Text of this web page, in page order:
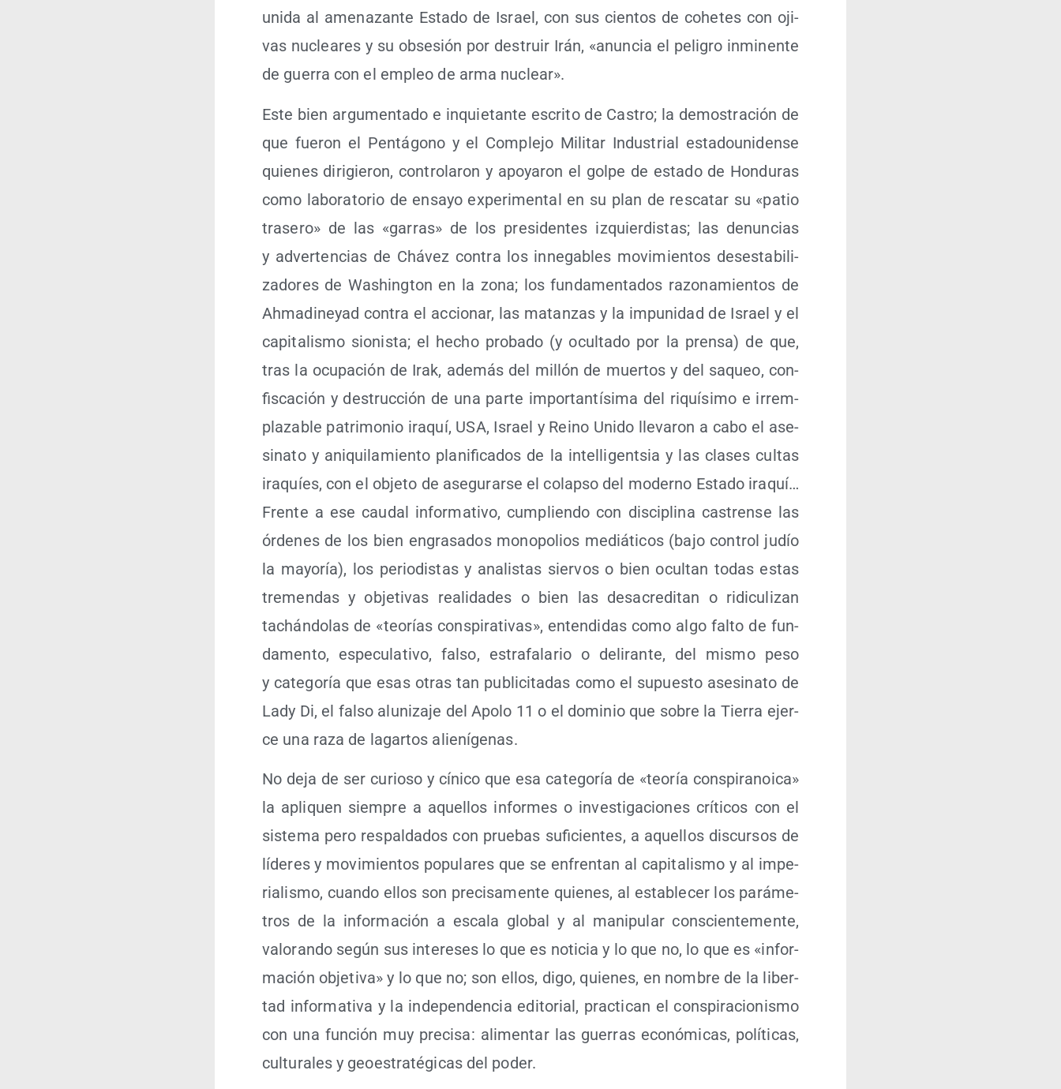
uni­da al ame­na­zan­te Esta­do de Israel, con sus cien­tos de cohe­tes con oji­
vas nuclea­res y su obse­sión por des­truir Irán, «anun­cia el peli­gro inmi­nen­te
de gue­rra con el empleo de arma nuclear».
Este bien argu­men­ta­do e inquie­tan­te escri­to de Cas­tro; la demos­tra­ción de
que fue­ron el Pen­tá­gono y el Com­ple­jo Mili­tar Indus­trial esta­dou­ni­den­se
quie­nes diri­gie­ron, con­tro­la­ron y apo­ya­ron el gol­pe de esta­do de Hon­du­ras
como labo­ra­to­rio de ensa­yo expe­ri­men­tal en su plan de res­ca­tar su «patio
tra­se­ro» de las «garras» de los pre­si­den­tes izquier­dis­tas; las denun­cias
y adver­ten­cias de Chá­vez con­tra los inne­ga­bles movi­mien­tos des­es­ta­bi­li­
za­do­res de Washing­ton en la zona; los fun­da­men­ta­dos razo­na­mien­tos de
Ahma­di­ne­yad con­tra el accio­nar, las matan­zas y la impu­ni­dad de Israel y el
capi­ta­lis­mo sio­nis­ta; el hecho pro­ba­do (y ocul­ta­do por la pren­sa) de que,
tras la ocu­pa­ción de Irak, ade­más del millón de muer­tos y del saqueo, con­
fis­ca­ción y des­truc­ción de una par­te impor­tan­tí­si­ma del riquí­si­mo e irrem­
pla­za­ble patri­mo­nio ira­quí, USA, Israel y Rei­no Uni­do lle­va­ron a cabo el ase­
si­na­to y ani­qui­la­mien­to pla­ni­fi­ca­dos de la inte­lli­gen­tsia y las cla­ses cul­tas
ira­quíes, con el obje­to de ase­gu­rar­se el colap­so del moderno Esta­do ira­quí…
Fren­te a ese cau­dal infor­ma­ti­vo, cum­plien­do con dis­ci­pli­na cas­tren­se las
órde­nes de los bien engra­sa­dos mono­po­lios mediá­ti­cos (bajo con­trol judío
la mayo­ría), los perio­dis­tas y ana­lis­tas sier­vos o bien ocul­tan todas estas
tre­men­das y obje­ti­vas reali­da­des o bien las des­acre­di­tan o ridi­cu­li­zan
tachán­do­las de «teo­rías cons­pi­ra­ti­vas», enten­di­das como algo fal­to de fun­
da­men­to, espe­cu­la­ti­vo, fal­so, estra­fa­la­rio o deli­ran­te, del mis­mo peso
y cate­go­ría que esas otras tan publi­ci­ta­das como el supues­to ase­si­na­to de
Lady Di, el fal­so alu­ni­za­je del Apo­lo 11 o el domi­nio que sobre la Tie­rra ejer­
ce una raza de lagar­tos alienígenas.
No deja de ser curio­so y cíni­co que esa cate­go­ría de «teo­ría cons­pi­ra­noi­ca»
la apli­quen siem­pre a aque­llos infor­mes o inves­ti­ga­cio­nes crí­ti­cos con el
sis­te­ma pero res­pal­da­dos con prue­bas sufi­cien­tes, a aque­llos dis­cur­sos de
líde­res y movi­mien­tos popu­la­res que se enfren­tan al capi­ta­lis­mo y al impe­
ria­lis­mo, cuan­do ellos son pre­ci­sa­men­te quie­nes, al esta­ble­cer los pará­me­
tros de la infor­ma­ción a esca­la glo­bal y al mani­pu­lar cons­cien­te­men­te,
valo­ran­do según sus intere­ses lo que es noti­cia y lo que no, lo que es «infor­
ma­ción obje­ti­va» y lo que no; son ellos, digo, quie­nes, en nom­bre de la liber­
tad infor­ma­ti­va y la inde­pen­den­cia edi­to­rial, prac­ti­can el cons­pi­ra­cio­nis­mo
con una fun­ción muy pre­ci­sa: ali­men­tar las gue­rras eco­nó­mi­cas, polí­ti­cas,
cul­tu­ra­les y geo­es­tra­té­gi­cas del poder.